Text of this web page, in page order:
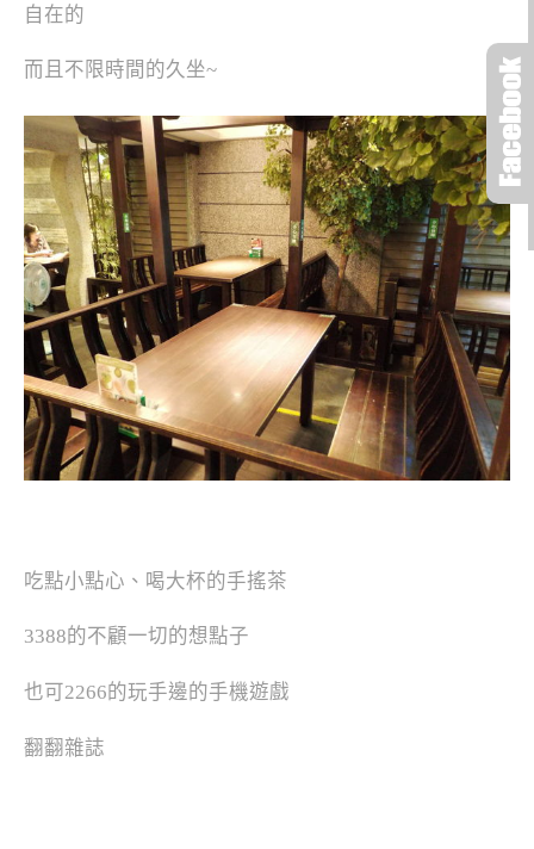
自在的
而且不限時間的久坐~
吃點小點心、喝大杯的手搖茶
3388的不顧一切的想點子
也可2266的玩手邊的手機遊戲
翻翻雜誌